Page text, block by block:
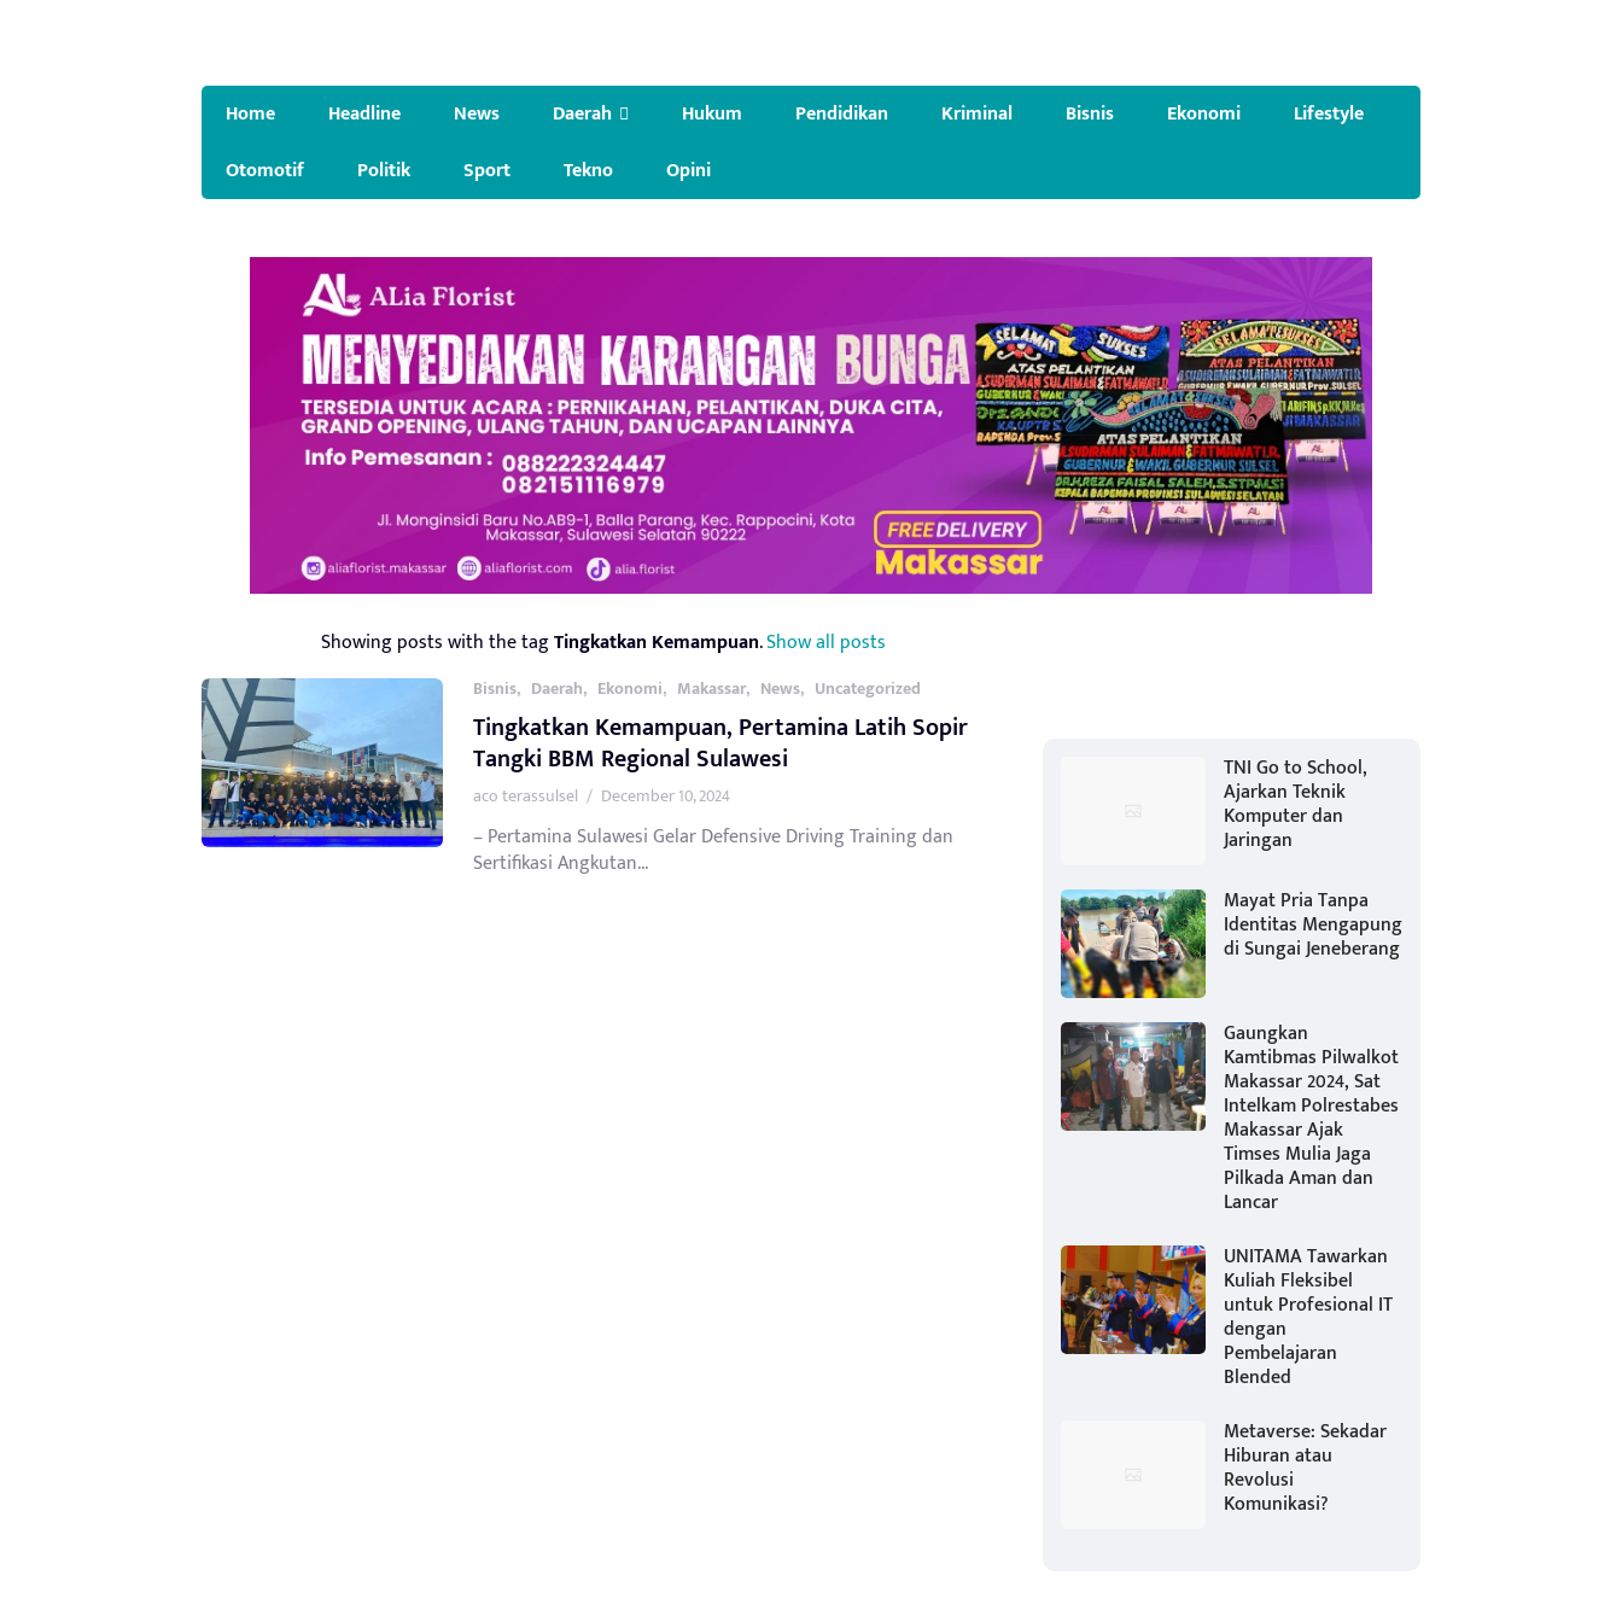
Home Headline News Daerah Hukum Pendidikan Kriminal Bisnis Ekonomi
Lifestyle
Otomotif
Politik Sport Tekno Opini
Showing posts with the tagTingkatkan Kemampuan.Show all posts
Bisnis, Daerah, Ekonomi, Makassar, News, Uncategorized
Tingkatkan Kemampuan, Pertamina Latih Sopir
Tangki BBM Regional Sulawesi
aco terassulsel / December 10, 2024
– Pertamina Sulawesi Gelar Defensive Driving Training dan
Sertifikasi Angkutan...
TNI Go to School,
Ajarkan Teknik
Komputer dan
Jaringan
Mayat Pria Tanpa
Identitas Mengapung
di Sungai Jeneberang
Gaungkan
Kamtibmas Pilwalkot
Makassar 2024, Sat
Intelkam Polrestabes
Makassar Ajak
Timses Mulia Jaga
Pilkada Aman dan
Lancar
UNITAMA Tawarkan
Kuliah Fleksibel
untuk Profesional IT
dengan
Pembelajaran
Blended
Metaverse: Sekadar
Hiburan atau
Revolusi
Komunikasi?